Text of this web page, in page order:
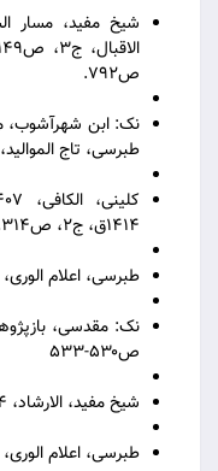
ص۷۹۲.
طبرسی، تاج الموالید، ۱۳۹۶ق، ص۵۷.
۱۴۱۴ق، ج۲، ص۳۱۴.
طبرسی، اعلام الوری، ۱۴۱۷ق، ج۲، ص۱۳۱.
ص۵۳۰-۵۳۳
شیخ مفید، الارشاد، ۱۴۱۴ق، ج۲، ص۳۳۶.
طبرسی، اعلام الوری، ۱۴۱۷ق، ج۲، ص۱۳۱.